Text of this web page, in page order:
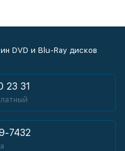
DVD и Blu-Ray дисков
23 31
7432